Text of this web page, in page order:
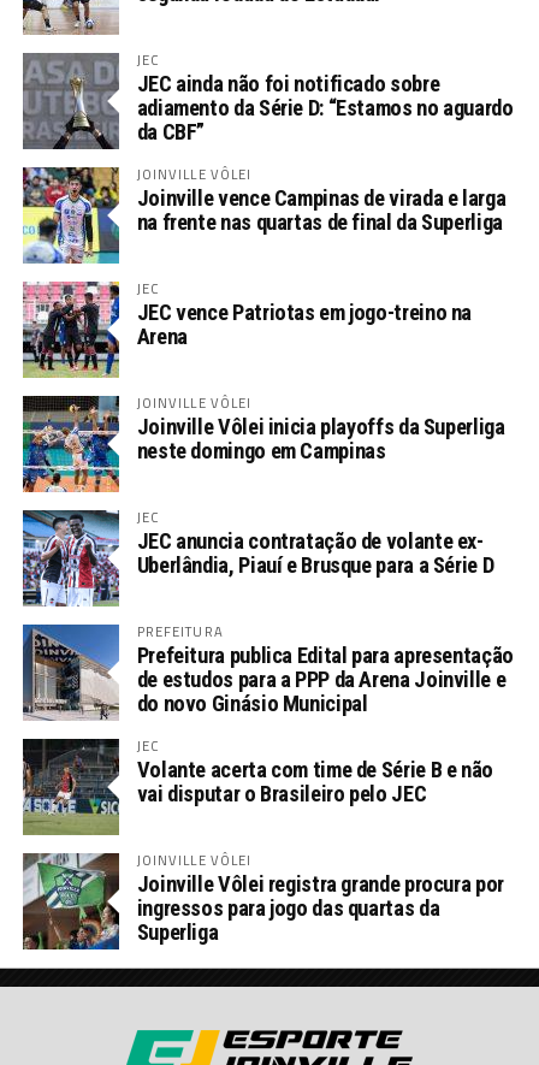
JEC
JEC ainda não foi notificado sobre
adiamento da Série D: “Estamos no aguardo
da CBF”
JOINVILLE VÔLEI
Joinville vence Campinas de virada e larga
na frente nas quartas de final da Superliga
JEC
JEC vence Patriotas em jogo-treino na
Arena
JOINVILLE VÔLEI
Joinville Vôlei inicia playoffs da Superliga
neste domingo em Campinas
JEC
JEC anuncia contratação de volante ex-
Uberlândia, Piauí e Brusque para a Série D
PREFEITURA
Prefeitura publica Edital para apresentação
de estudos para a PPP da Arena Joinville e
do novo Ginásio Municipal
JEC
Volante acerta com time de Série B e não
vai disputar o Brasileiro pelo JEC
JOINVILLE VÔLEI
Joinville Vôlei registra grande procura por
ingressos para jogo das quartas da
Superliga